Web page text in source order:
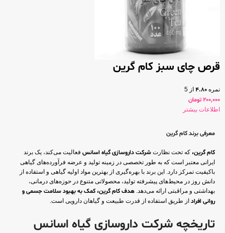
قرص چای سبز کام گرین
نمره 4.80 از 5
200,000 تومان
اطلاعات بیشتر
معرفی برند کام گرین
کام گرین، که تحت نظارت شرکت داروسازی گیاه اسانس فعالیت می‌کند، یک برند
ایرانی معتبر است که به طور تخصصی در زمینه تولید و عرضه فرآورده‌های گیاهی
باکیفیت تمرکز دارد. این برند با بهره‌گیری از بهترین مواد اولیه گیاهی و استفاده از
دانش روز در محیط‌های پیشرفته تولید، محصولاتی متنوع در حوزه‌های درمانی،
بهداشتی و مراقبتی ارائه می‌دهد. هدف کام گرین، کمک به بهبود سلامت جسمی و
روانی افراد از طریق استفاده از قدرت طبیعت و گیاهان دارویی است.
تاریخچه شرکت داروسازی گیاه اسانس